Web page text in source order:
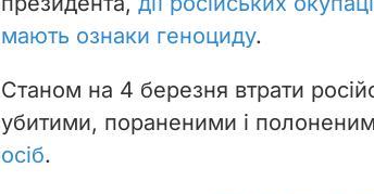
мають ознаки геноциду.
Станом на 4 березня втрати
убитими, пораненими і
осіб.